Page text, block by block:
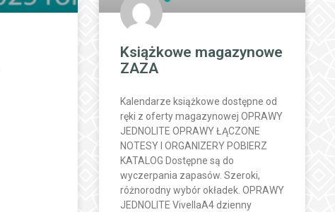
Książkowe magazynowe
ZAZA
Kalendarze książkowe dostępne od
ręki z oferty magazynowej OPRAWY
JEDNOLITE OPRAWY ŁĄCZONE
NOTESY I ORGANIZERY POBIERZ
KATALOG Dostępne są do
wyczerpania zapasów. Szeroki,
różnorodny wybór okładek. OPRAWY
JEDNOLITE VivellaA4 dzienny